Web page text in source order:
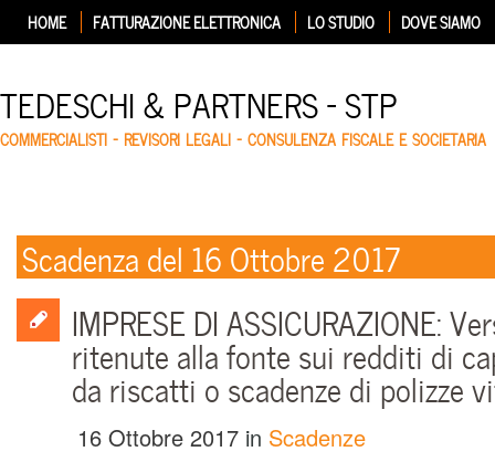
HOME FATTURAZIONE ELETTRONICA LO STUDIO DOVE SIAMO
TEDESCHI & PARTNERS – STP
COMMERCIALISTI – REVISORI LEGALI – CONSULENZA FISCALE E SOCIETARIA
Scadenza del 16 Ottobre 2017
IMPRESE DI ASSICURAZIONE:
ritenute alla fonte sui redditi di
da riscatti o scadenze di polizze
16 Ottobre 2017 in Scadenze